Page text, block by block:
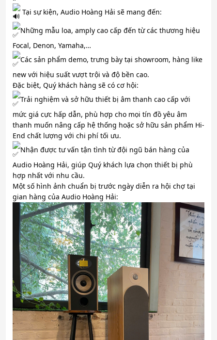
Tại sự kiện, Audio Hoàng Hải sẽ mang đến:
Những mẫu loa, amply cao cấp đến từ các thương hiệu
Focal, Denon, Yamaha,…
Các sản phẩm demo, trưng bày tại showroom, hàng like
new với hiệu suất vượt trội và độ bền cao.
Đặc biệt, Quý khách hàng sẽ có cơ hội:
Trải nghiệm và sở hữu thiết bị âm thanh cao cấp với
mức giá cực hấp dẫn, phù hợp cho mọi tín đồ yêu âm
thanh muốn nâng cấp hệ thống hoặc sở hữu sản phẩm Hi-
End chất lượng với chi phí tối ưu.
Nhận được tư vấn tận tình từ đội ngũ bán hàng của
Audio Hoàng Hải, giúp Quý khách lựa chọn thiết bị phù
hợp nhất với nhu cầu.
Một số hình ảnh chuẩn bị trước ngày diễn ra hội chợ tại
gian hàng của Audio Hoàng Hải: